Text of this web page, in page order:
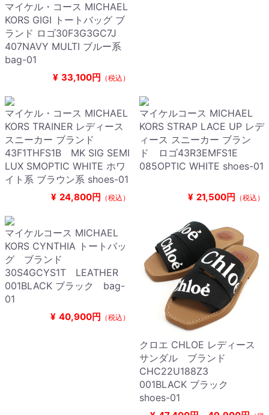
マイケル・コース MICHAEL
KORS GIGI トートバッグ ブ
ランド ロゴ30F3G3GC7J
407NAVY MULTI ブルー系
bag-01
¥ 33,100円 （税込）
マイケル・コース MICHAEL
KORS TRAINER レディース
スニーカー ブランド
43F1THFS1B MK SIG SEMI
LUX SMOPTIC WHITE ホワ
イト系 ブラウン系 shoes-01
¥ 24,800円 （税込）
マイケルコース MICHAEL
KORS STRAP LACE UP レデ
ィース スニーカー ブラン
ド ロゴ43R3EMFS1E
085OPTIC WHITE shoes-01
¥ 21,500円 （税込）
マイケルコース MICHAEL
KORS CYNTHIA トートバッ
グ ブランド
30S4GCYS1T LEATHER
001BLACK ブラック bag-
01
¥ 40,900円 （税込）
クロエ CHLOE レディース
サンダル ブランド
CHC22U188Z3
001BLACK ブラック
shoes-01